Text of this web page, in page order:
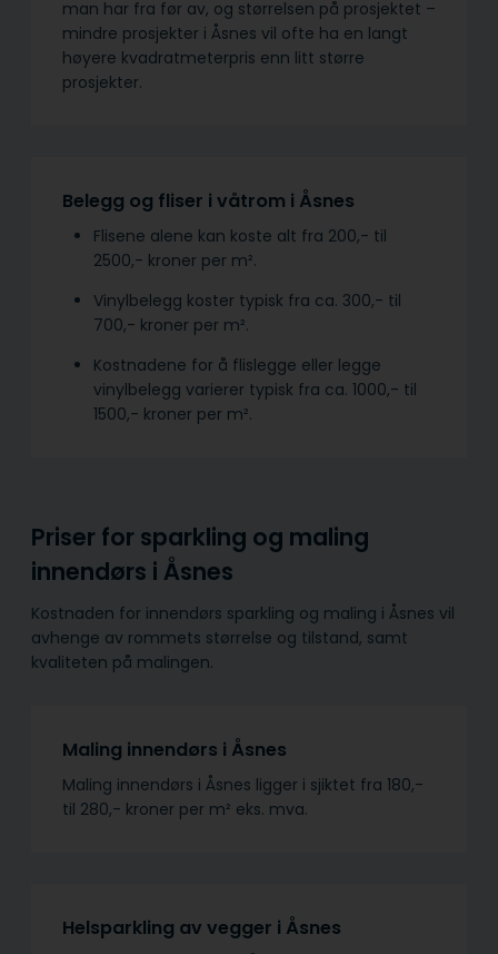
man har fra før av, og størrelsen på prosjektet –
mindre prosjekter i Åsnes vil ofte ha en langt
høyere kvadratmeterpris enn litt større
prosjekter.
Belegg og fliser i våtrom i Åsnes
Flisene alene kan koste alt fra 200,- til
2500,- kroner per m².
Vinylbelegg koster typisk fra ca. 300,- til
700,- kroner per m².
Kostnadene for å flislegge eller legge
vinylbelegg varierer typisk fra ca. 1000,- til
1500,- kroner per m².
Priser for sparkling og maling
innendørs i Åsnes
Kostnaden for innendørs sparkling og maling i Åsnes vil
avhenge av rommets størrelse og tilstand, samt
kvaliteten på malingen.
Maling innendørs i Åsnes
Maling innendørs i Åsnes ligger i sjiktet fra 180,-
til 280,- kroner per m² eks. mva.
Helsparkling av vegger i Åsnes